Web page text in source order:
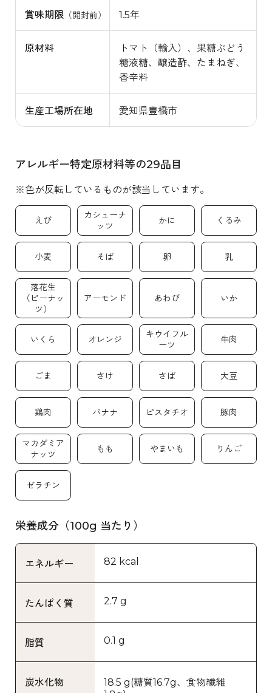
賞味期限 （開封前） 1.5年
原材料
トマト（輸入）、果糖ぶどう
糖液糖、醸造酢、たまねぎ、
香辛料
生産工場所在地 愛知県豊橋市
アレルギー特定原材料等の29品目
※色が反転しているものが該当しています。
えび
カシューナ
ッツ
かに くるみ
小麦 そば 卵 乳
落花生
（ピーナッ
ツ）
アーモンド あわび いか
いくら オレンジ
キウイフル
ーツ
牛肉
ごま さけ さば 大豆
鶏肉 バナナ ピスタチオ 豚肉
マカダミア
ナッツ
もも やまいも りんご
ゼラチン
栄養成分（100g 当たり）
エネルギー 82 kcal
たんぱく質 2.7 g
脂質 0.1 g
炭水化物
18.5 g(糖質16.7g、食物繊維